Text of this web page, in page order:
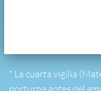
* La cuarta vigilia